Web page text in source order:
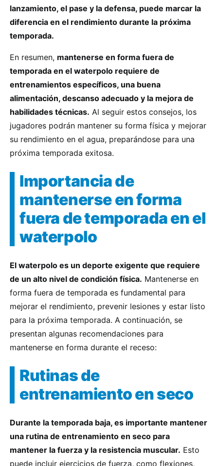
lanzamiento, el pase y la defensa, puede marcar la
diferencia en el rendimiento durante la próxima
temporada.
En resumen, mantenerse en forma fuera de
temporada en el waterpolo requiere de
entrenamientos específicos, una buena
alimentación, descanso adecuado y la mejora de
habilidades técnicas. Al seguir estos consejos, los
jugadores podrán mantener su forma física y mejorar
su rendimiento en el agua, preparándose para una
próxima temporada exitosa.
Importancia de
mantenerse en forma
fuera de temporada en el
waterpolo
El waterpolo es un deporte exigente que requiere
de un alto nivel de condición física. Mantenerse en
forma fuera de temporada es fundamental para
mejorar el rendimiento, prevenir lesiones y estar listo
para la próxima temporada. A continuación, se
presentan algunas recomendaciones para
mantenerse en forma durante el receso:
Rutinas de
entrenamiento en seco
Durante la temporada baja, es importante mantener
una rutina de entrenamiento en seco para
mantener la fuerza y la resistencia muscular. Esto
puede incluir ejercicios de fuerza, como flexiones,